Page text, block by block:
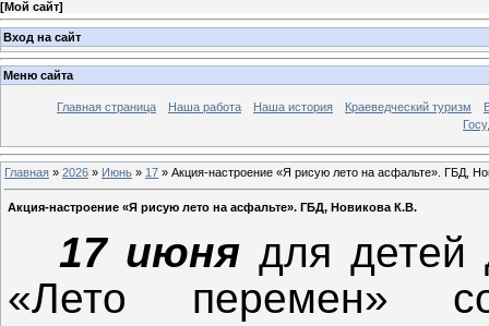
[Мой сайт]
Вход на сайт
Меню сайта
Главная страница Наша работа Наша история Краеведческий туризм
Главная » 2026 » Июнь » 17 » Акция-настроение «Я рисую лето на асфальте». ГБД,
Акция-настроение «Я рисую лето на асфальте». ГБД, Новикова К.В.
17 июня для детей
«Лето перемен»